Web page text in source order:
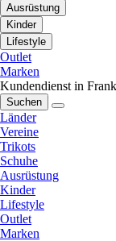
Ausrüstung
Kinder
Lifestyle
Outlet
Marken
Kundendienst in
Suchen
Länder
Vereine
Trikots
Schuhe
Ausrüstung
Kinder
Lifestyle
Outlet
Marken